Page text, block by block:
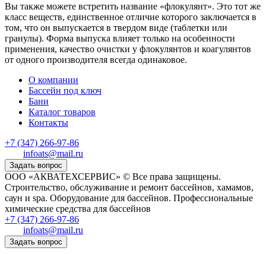
Вы также можете встретить название «флокулянт». Это тот же
класс веществ, единственное отличие которого заключается в
том, что он выпускается в твердом виде (таблетки или
гранулы). Форма выпуска влияет только на особенности
применения, качество очистки у флокулянтов и коагулянтов
от одного производителя всегда одинаковое.
О компании
Бассейн под ключ
Бани
Каталог товаров
Контакты
+7 (347) 266-97-86
infoats@mail.ru
Задать вопрос
ООО «АКВАТЕХСЕРВИС» © Все права защищены.
Строительство, обслуживание и ремонт бассейнов, хамамов,
саун и spa. Оборудование для бассейнов. Профессиональные
химические средства для бассейнов
+7 (347) 266-97-86
infoats@mail.ru
Задать вопрос